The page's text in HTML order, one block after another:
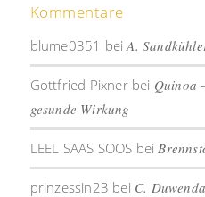
Kommentare
blume0351 beiA.
Gottfried Pixnerbei Quinoa
gesunde Wirkung
LEEL SAAS SOOS bei
prinzessin23 bei C.